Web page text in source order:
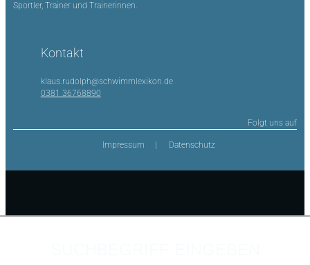
Sportler, Trainer und Trainerinnen.
Kontakt
klaus.rudolph@schwimmlexikon.de
0381 36768890
Folgt uns auf
Impressum Datenschutz